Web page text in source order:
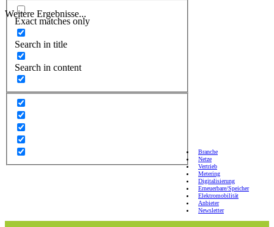
Weitere Ergebnisse...
Exact matches only
Search in title
Search in content
Branche
Netze
Vertrieb
Metering
Digitalisierung
Erneuerbare/Speicher
Elektromobilität
Anbieter
Newsletter